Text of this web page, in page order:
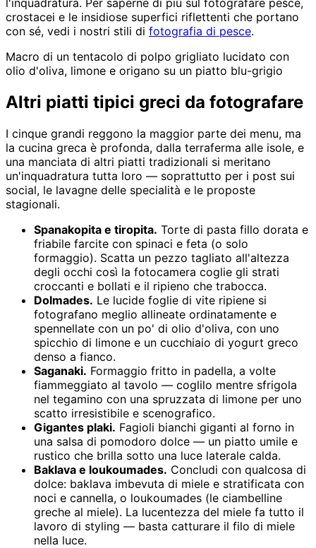
l'inquadratura. Per saperne di più sul fotografare pesce,
crostacei e le insidiose superfici riflettenti che portano
con sé, vedi i nostri stili di fotografia di pesce.
Macro di un tentacolo di polpo grigliato lucidato con
olio d'oliva, limone e origano su un piatto blu-grigio
Altri piatti tipici greci da fotografare
I cinque grandi reggono la maggior parte dei menu, ma
la cucina greca è profonda, dalla terraferma alle isole, e
una manciata di altri piatti tradizionali si meritano
un'inquadratura tutta loro — soprattutto per i post sui
social, le lavagne delle specialità e le proposte
stagionali.
Spanakopita e tiropita. Torte di pasta fillo dorata e
friabile farcite con spinaci e feta (o solo
formaggio). Scatta un pezzo tagliato all'altezza
degli occhi così la fotocamera coglie gli strati
croccanti e bollati e il ripieno che trabocca.
Dolmades. Le lucide foglie di vite ripiene si
fotografano meglio allineate ordinatamente e
spennellate con un po' di olio d'oliva, con uno
spicchio di limone e un cucchiaio di yogurt greco
denso a fianco.
Saganaki. Formaggio fritto in padella, a volte
fiammeggiato al tavolo — coglilo mentre sfrigola
nel tegamino con una spruzzata di limone per uno
scatto irresistibile e scenografico.
Gigantes plaki. Fagioli bianchi giganti al forno in
una salsa di pomodoro dolce — un piatto umile e
rustico che brilla sotto una luce laterale calda.
Baklava e loukoumades. Concludi con qualcosa di
dolce: baklava imbevuta di miele e stratificata con
noci e cannella, o loukoumades (le ciambelline
greche al miele). La lucentezza del miele fa tutto il
lavoro di styling — basta catturare il filo di miele
nella luce.